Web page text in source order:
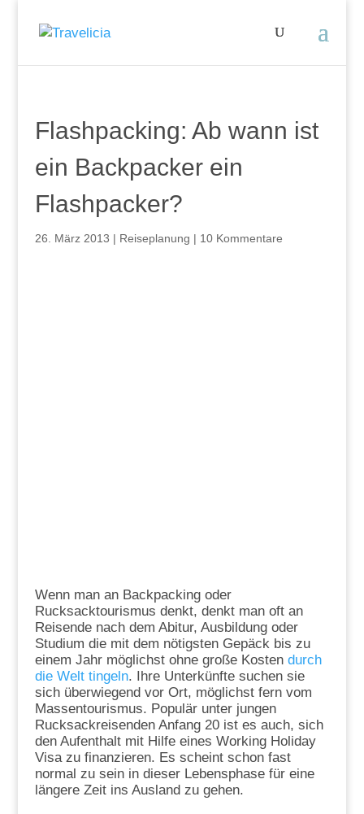
Flashpacking: Ab wann ist
ein Backpacker ein
Flashpacker?
26. März 2013 | Reiseplanung | 10 Kommentare
Wenn man an Backpacking oder
Rucksacktourismus denkt, denkt man oft an
Reisende nach dem Abitur, Ausbildung oder
Studium die mit dem nötigsten Gepäck bis zu
einem Jahr möglichst ohne große Kosten durch
die Welt tingeln. Ihre Unterkünfte suchen sie
sich überwiegend vor Ort, möglichst fern vom
Massentourismus. Populär unter jungen
Rucksackreisenden Anfang 20 ist es auch, sich
den Aufenthalt mit Hilfe eines Working Holiday
Visa zu finanzieren. Es scheint schon fast
normal zu sein in dieser Lebensphase für eine
längere Zeit ins Ausland zu gehen.